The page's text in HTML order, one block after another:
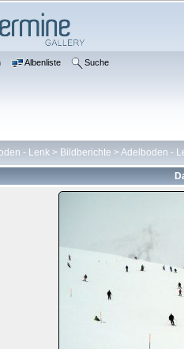
Albenliste Suche
- Lenk > Bildberichte >Adelboden -